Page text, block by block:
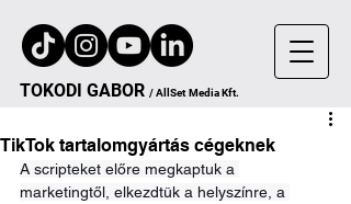
TOKODI GABOR /AllSet Media Kft.
TikTok tartalomgyártás cégeknek
A scripteket előre megkaptuk a
marketingtől, elkezdtük a helyszínre, a